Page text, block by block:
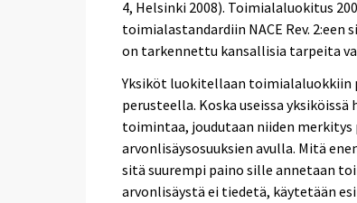
4, Helsinki 2008). Toimialaluokitus
toimialastandardiin NACE Rev.
on tarkennettu kansallisia tarpeita
Yksiköt luokitellaan toimialaluokkiin
perusteella. Koska useissa
toimintaa, joudutaan niiden merkitys
arvonlisäysosuuksien avulla. Mitä
sitä suurempi paino sille annetaan
arvonlisäystä ei tiedetä, käytetään